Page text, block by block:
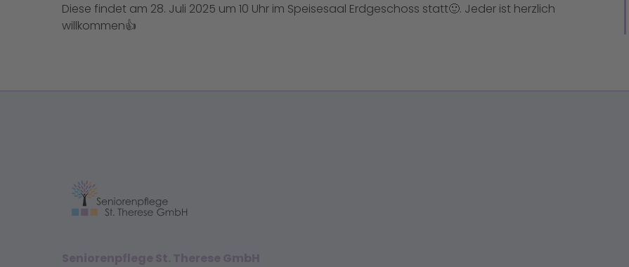
Diese findet am 28. Juli 2025 um 10 Uhr im Speisesaal Erdgeschoss statt🙂. Jeder ist herzlich
willkommen👍
Seniorenpflege St. Therese GmbH